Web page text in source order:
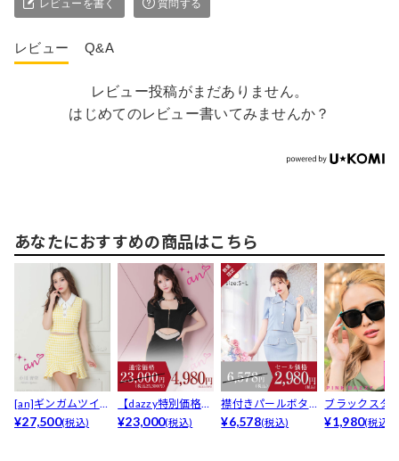
レビューを書く 質問する
レビュー Q&A
レビュー投稿がまだありません。
はじめてのレビュー書いてみませんか？
あなたにおすすめの商品はこちら
[an]ギンガムツイー
ド襟付きパールボ...
¥27,500(税込)
【dazzy特別価格】
[an]襟付きフ...
¥23,000(税込)
襟付きパールボタ
ンフェイクポケッ
¥6,578(税込)
ブラックスタ
サングラス
¥1,980(税込)